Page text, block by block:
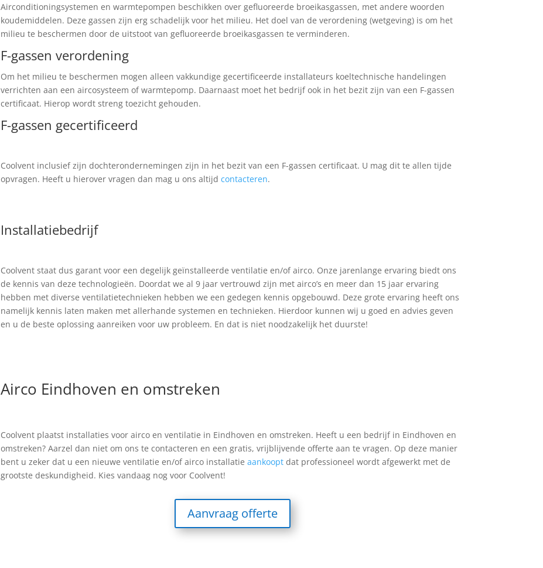
Airconditioningsystemen en warmtepompen beschikken over gefluoreerde broeikasgassen, met andere woorden
koudemiddelen. Deze gassen zijn erg schadelijk voor het milieu. Het doel van de verordening (wetgeving) is om het
milieu te beschermen door de uitstoot van gefluoreerde broeikasgassen te verminderen.
F-gassen verordening
Om het milieu te beschermen mogen alleen vakkundige gecertificeerde installateurs koeltechnische handelingen
verrichten aan een aircosysteem of warmtepomp. Daarnaast moet het bedrijf ook in het bezit zijn van een F-gassen
certificaat. Hierop wordt streng toezicht gehouden.
F-gassen gecertificeerd
Coolvent inclusief zijn dochterondernemingen zijn in het bezit van een F-gassen certificaat. U mag dit te allen tijde
opvragen. Heeft u hierover vragen dan mag u ons altijd contacteren.
Installatiebedrijf
Coolvent staat dus garant voor een degelijk geïnstalleerde ventilatie en/of airco. Onze jarenlange ervaring biedt ons
de kennis van deze technologieën. Doordat we al 9 jaar vertrouwd zijn met airco’s en meer dan 15 jaar ervaring
hebben met diverse ventilatietechnieken hebben we een gedegen kennis opgebouwd. Deze grote ervaring heeft ons
namelijk kennis laten maken met allerhande systemen en technieken. Hierdoor kunnen wij u goed en advies geven
en u de beste oplossing aanreiken voor uw probleem. En dat is niet noodzakelijk het duurste!
Airco Eindhoven en omstreken
Coolvent plaatst installaties voor airco en ventilatie in Eindhoven en omstreken. Heeft u een bedrijf in Eindhoven en
omstreken? Aarzel dan niet om ons te contacteren en een gratis, vrijblijvende offerte aan te vragen. Op deze manier
bent u zeker dat u een nieuwe ventilatie en/of airco installatie aankooptdat professioneel wordt afgewerkt met de
grootste deskundigheid. Kies vandaag nog voor Coolvent!
Aanvraag offerte